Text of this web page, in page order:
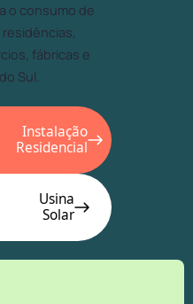
o consumo de
fábricas e
Sul.
Instalação
Residencial
Usina
Solar